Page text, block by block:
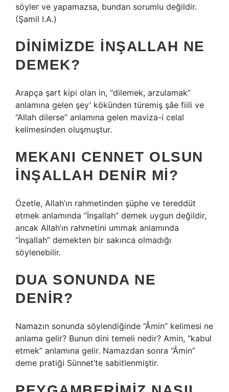
söyler ve yapamazsa, bundan sorumlu değildir.
(Şamil I.A.)
DINIMIZDE INŞALLAH NE
DEMEK?
Arapça şart kipi olan in, “dilemek, arzulamak”
anlamına gelen şey’ kökünden türemiş şâe fiili ve
“Allah dilerse” anlamına gelen maviza-i celal
kelimesinden oluşmuştur.
MEKANI CENNET OLSUN
INŞALLAH DENIR MI?
Özetle, Allah’ın rahmetinden şüphe ve tereddüt
etmek anlamında “İnşallah” demek uygun değildir,
ancak Allah’ın rahmetini ummak anlamında
“İnşallah” demekten bir sakınca olmadığı
söylenebilir.
DUA SONUNDA NE
DENIR?
Namazın sonunda söylendiğinde “Âmin” kelimesi ne
anlama gelir? Bunun dini temeli nedir? Amin, “kabul
etmek” anlamına gelir. Namazdan sonra “Âmin”
deme pratiği Sünnet’te sabitlenmiştir.